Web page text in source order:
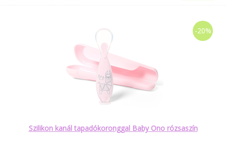
-20%
Szilikon kanál tapadókoronggal Baby Ono rózsaszín